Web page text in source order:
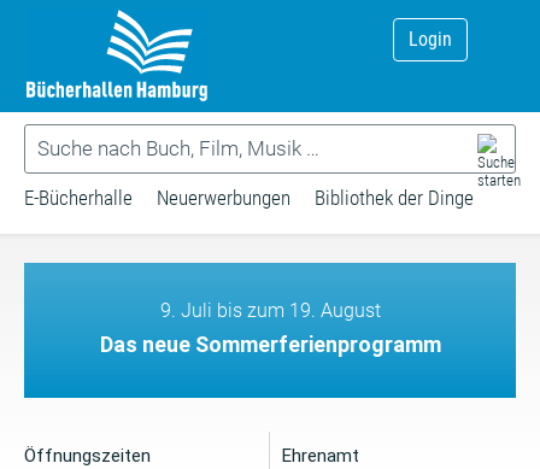
Login
E-Bücherhalle Neuerwerbungen Bibliothek der Dinge
9. Juli bis zum 19. August
Das neue Sommerferienprogramm
Öffnungszeiten Ehrenamt